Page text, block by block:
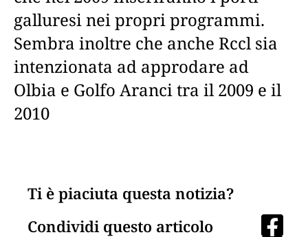
galluresi nei propri programmi.
Sembra inoltre che anche Rccl sia
intenzionata ad approdare ad
Olbia e Golfo Aranci tra il 2009 e il
2010
Ti è piaciuta questa notizia?
Condividi questo articolo